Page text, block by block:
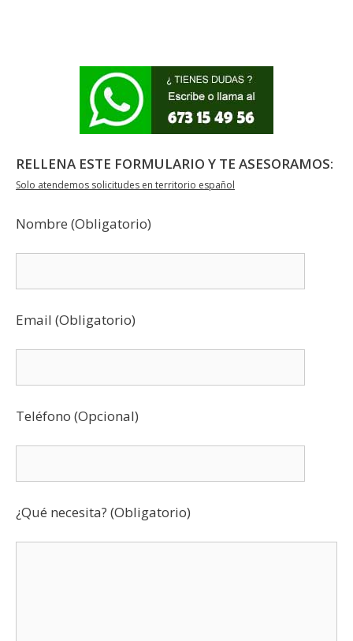
la
página
producto
elegir
en
la
página
producto
RELLENA ESTE FORMULARIO Y TE ASESORAMOS:
Solo atendemos solicitudes en territorio español
Nombre (Obligatorio)
Email (Obligatorio)
Teléfono (Opcional)
¿Qué necesita? (Obligatorio)